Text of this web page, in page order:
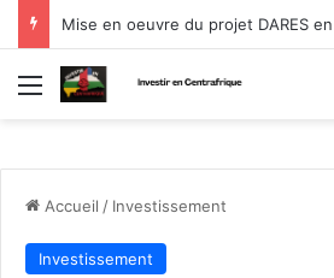
Mise en oeuvre du projet DARES
Menu
Accueil / Investissement
Investissement